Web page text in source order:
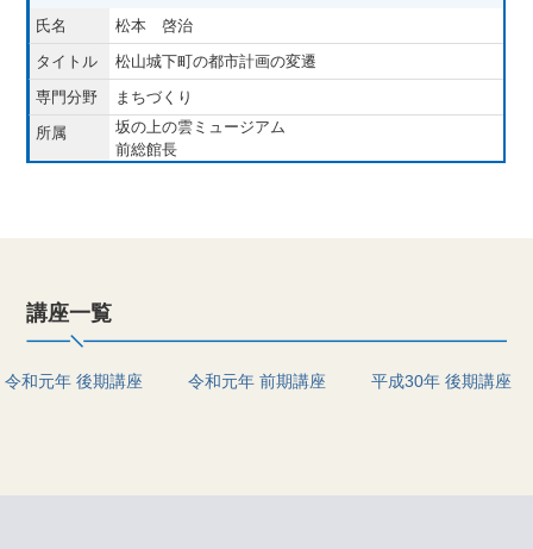
松本 啓治
松山城下町の都市計画の変遷
まちづくり
坂の上の雲ミュージアム
前総館長
講座一覧
令和元年 後期講座 令和元年 前期講座 平成30年 後期講座